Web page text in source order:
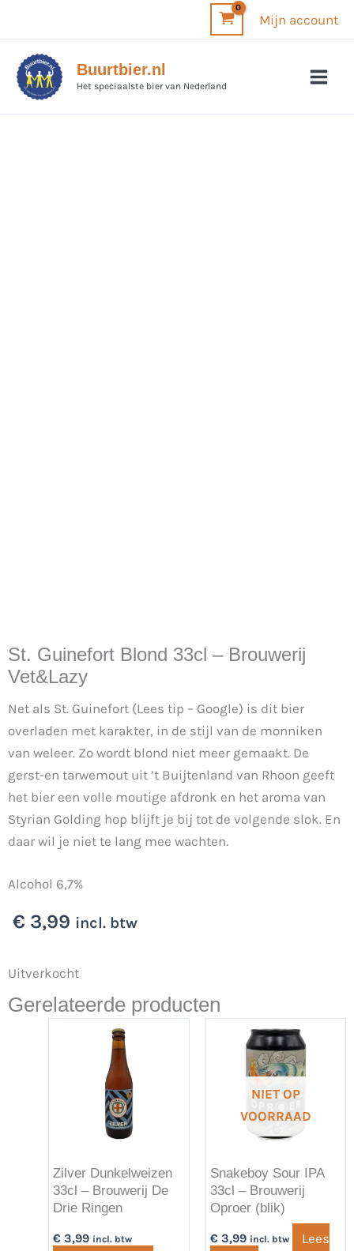
inhoud
Mijn account
Buurtbier.nl
Het speciaalste bier van Nederland
St. Guinefort Blond 33cl – Brouwerij
Vet&Lazy
Net als St. Guinefort (Lees tip – Google) is dit bier
overladen met karakter, in de stijl van de monniken
van weleer. Zo wordt blond niet meer gemaakt. De
gerst-en tarwemout uit ’t Buijtenland van Rhoon geeft
het bier een volle moutige afdronk en het aroma van
Styrian Golding hop blijft je bij tot de volgende slok. En
daar wil je niet te lang mee wachten.
Alcohol 6,7%
€ 3,99 incl. btw
Uitverkocht
Gerelateerde producten
Zilver Dunkelweizen
33cl – Brouwerij De
Drie Ringen
€ 3,99 incl. btw
NIET OP
VOORRAAD
Snakeboy Sour IPA
33cl – Brouwerij
Oproer (blik)
€3,99 incl. btw
Lees